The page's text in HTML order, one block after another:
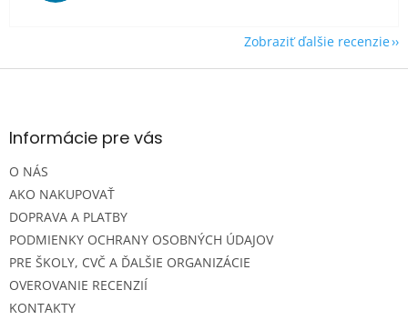
Zobraziť ďalšie recenzie
Z
ä
e
Informácie pre vás
O NÁS
AKO NAKUPOVAŤ
DOPRAVA A PLATBY
PODMIENKY OCHRANY OSOBNÝCH ÚDAJOV
PRE ŠKOLY, CVČ A ĎALŠIE ORGANIZÁCIE
OVEROVANIE RECENZIÍ
KONTAKTY